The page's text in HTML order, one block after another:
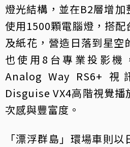
燈光結構，並在B2層增
使用1500顆電腦燈，搭
及紙花，營造日落到星空
也使用8台專業投影機
Analog Way RS6+
Disguise VX4高階視覺播
次感與豐富度。
「漂浮群島」環場車則